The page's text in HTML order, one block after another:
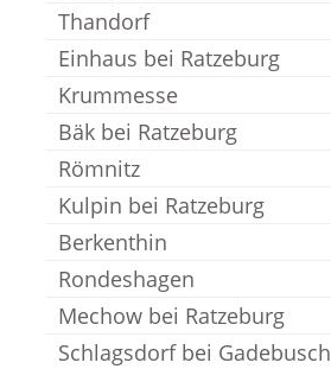
Thandorf
Einhaus bei Ratzeburg
Krummesse
Bäk bei Ratzeburg
Römnitz
Kulpin bei Ratzeburg
Berkenthin
Rondeshagen
Mechow bei Ratzeburg
Schlagsdorf bei Gadebusch